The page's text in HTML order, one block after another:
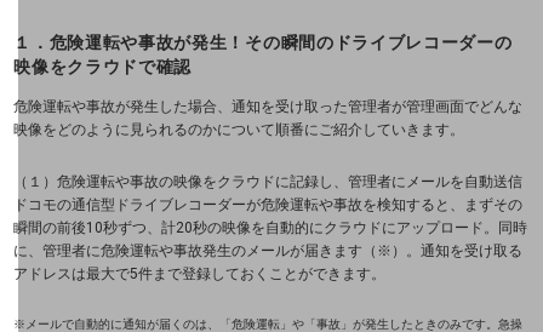
ネットワーク・モバイル
クラウド・データセンター
セキュリティ
5G
IoT
１．危険運転や事故が発生！その瞬間のドライブレコーダーの
映像をクラウドで確認
危険運転や事故が発生した場合、通知を受け取った管理者が管理画面でどんな
映像をどのように見られるのかについて順番にご紹介していきます。
（１）危険運転や事故の映像をクラウドに記録し、管理者にメールを自動送信
ドコモの通信型ドライブレコーダーが危険運転や事故を検知すると、まずその
瞬間の前後10秒ずつ、計20秒の映像を自動的にクラウドにアップロード。同時
に、管理者に危険運転や事故発生のメールが届きます（※）。通知を受け取る
アドレスは最大で5件まで登録しておくことができます。
※メールで自動的に通知が届くのは、「危険運転」や「事故」が発生したときのみです。急操